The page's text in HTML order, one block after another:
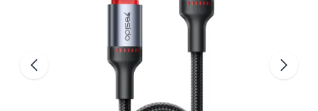
Přejít na